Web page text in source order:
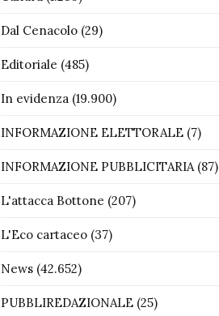
Dal Cenacolo(29)
Editoriale (485)
In evidenza(19.900)
INFORMAZIONE ELETTORALE(7)
INFORMAZIONE PUBBLICITARIA(87)
L'attacca Bottone (207)
L'Eco cartaceo(37)
News(42.652)
PUBBLIREDAZIONALE(25)